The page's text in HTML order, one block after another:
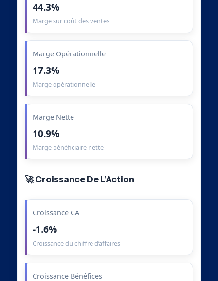
44.3%
Marge sur coût des ventes
Marge Opérationnelle
17.3%
Marge opérationnelle
Marge Nette
10.9%
Marge bénéficiaire nette
🚀 Croissance De L’Action
Croissance CA
-1.6%
Croissance du chiffre d’affaires
Croissance Bénéfices